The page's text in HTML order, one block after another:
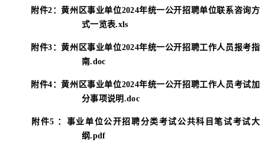
附件2：黄州区事业单位2024年统一公开招聘单位联系咨询方
式一览表.xls
附件3：黄州区事业单位2024年统一公开招聘工作人员报考指
南.doc
附件4：黄州区事业单位2024年统一公开招聘工作人员考试加
分事项说明.doc
附件5 ：事业单位公开招聘分类考试公共科目笔试考试大
纲.pdf